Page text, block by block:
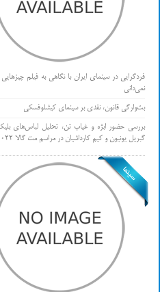
فردگرایی در سینمای ایران با نگاهی به فیلم
نمی‌دانی
بت‌وارگی قانون، نقدی بر سینمای کیشلوفسکی
بررسی حضور ابژه و غیاب تن، تحلیل لباس‌های
گبریل یونیون و کیم کارداشیان در مراسم مت گالا ۲۰۲۲